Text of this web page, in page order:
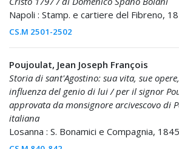
Napoli : Stamp. e cartiere del Fibreno,
CS.M 2501-2502
Poujoulat, Jean Joseph François
Storia di sant'Agostino: sua vita, sue
influenza del genio di lui / per il signor
approvata da monsignore arcivescovo di
italiana
Losanna : S. Bonamici e Compagnia, 1845